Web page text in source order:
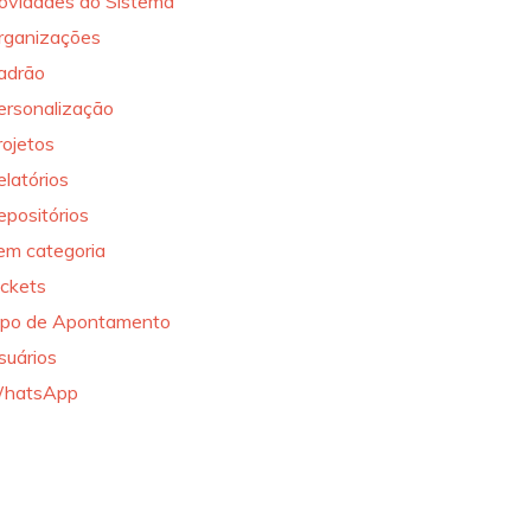
categoria
de Apontamento